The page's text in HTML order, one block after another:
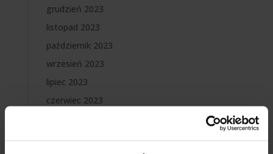
grudzień 2023
listopad 2023
październik 2023
wrzesień 2023
lipiec 2023
czerwiec 2023